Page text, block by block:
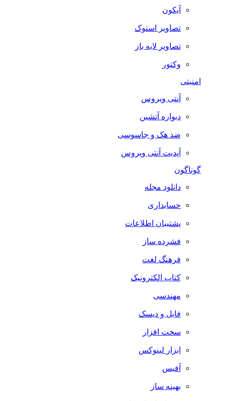
آیکون
تصاویر استوک
تصاویر لایه باز
وکتور
امنیتی
آنتی ویروس
دیواره آتشین
ضد هک و جاسوسی
آپدیت آنتی ویروس
گوناگون
دانلود مجله
حسابداری
پشتیبان اطلاعات
فشرده ساز
فرهنگ لغت
کتاب الکترونیک
مهندسی
فایل و دیسک
سخت افزار
ابزار لینوکس
آفیس
بهینه ساز